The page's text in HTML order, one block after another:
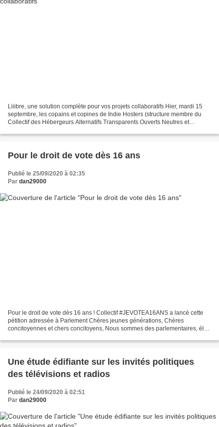
Liiibre, une solution complète pour vos projets collaboratifs Hier, mardi 15
septembre, les copains et copines de Indie Hosters (structure membre du
Collectif des Hébergeurs Alternatifs Transparents Ouverts Neutres et
Pour le droit de vote dès 16 ans
Publié le 25/09/2020 à 02:35
Par dan29000
Pour le droit de vote dès 16 ans ! Collectif #JEVOTEA16ANS a lancé cette
pétition adressée à Parlement Chères jeunes générations, Chères
concitoyennes et chers concitoyens, Nous sommes des parlementaires, élus
Une étude édifiante sur les invités politiques
des télévisions et radios
Publié le 24/09/2020 à 02:51
Par dan29000